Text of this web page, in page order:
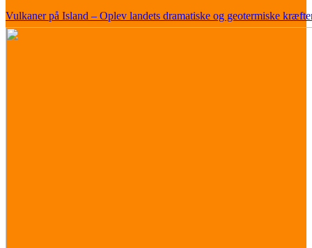
Vulkaner på Island – Oplev landets dramatiske og geotermiske